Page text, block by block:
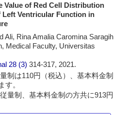
Value of Red Cell Distribution
Left Ventricular Function in
Ali, Rina Amalia Caromina Saragih
Medical Faculty, Universitas
28 (3)314-317, 2021.
制は110円（税込）、基本料金制
す。
量制、基本料金制の方共に913円